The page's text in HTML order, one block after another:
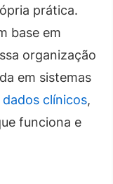
prática.
base em
organização
em sistemas
clínicos,
funciona e